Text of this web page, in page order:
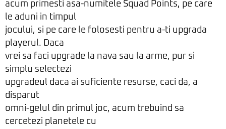
acum primesti asa-numitele Squad Points, pe care
le aduni in timpul
jocului, si pe care le folosesti pentru a-ti upgrada
playerul. Daca
vrei sa faci upgrade la nava sau la arme, pur si
simplu selectezi
upgradeul daca ai suficiente resurse, caci da, a
disparut
omni-gelul din primul joc, acum trebuind sa
cercetezi planetele cu